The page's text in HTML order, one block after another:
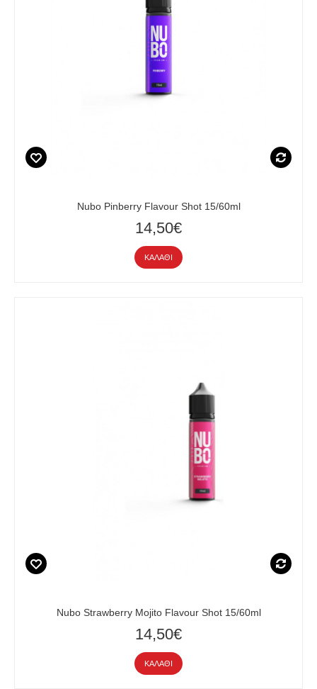
Nubo Pinberry Flavour Shot 15/60ml
14,50€
ΚΑΛΆΘΙ
Nubo Strawberry Mojito Flavour Shot 15/60ml
14,50€
ΚΑΛΆΘΙ